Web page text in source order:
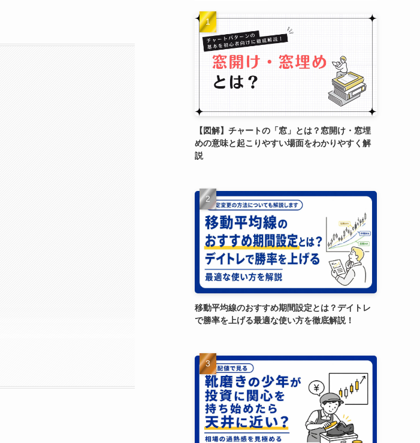
【図解】チャートの「窓」とは？窓開け・窓埋
めの意味と起こりやすい場面をわかりやすく解
説
移動平均線のおすすめ期間設定とは？デイトレ
で勝率を上げる最適な使い方を徹底解説！